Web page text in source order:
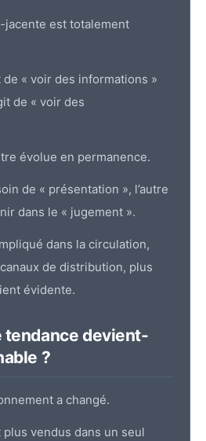
jacente est totalement
de « voir des informations »
de « voir des
évolue en permanence.
de « présentation », l’autre
dans le « jugement ».
dans la circulation,
de distribution, plus
évidente.
tendance devient-
?
a changé.
vendus dans un seul